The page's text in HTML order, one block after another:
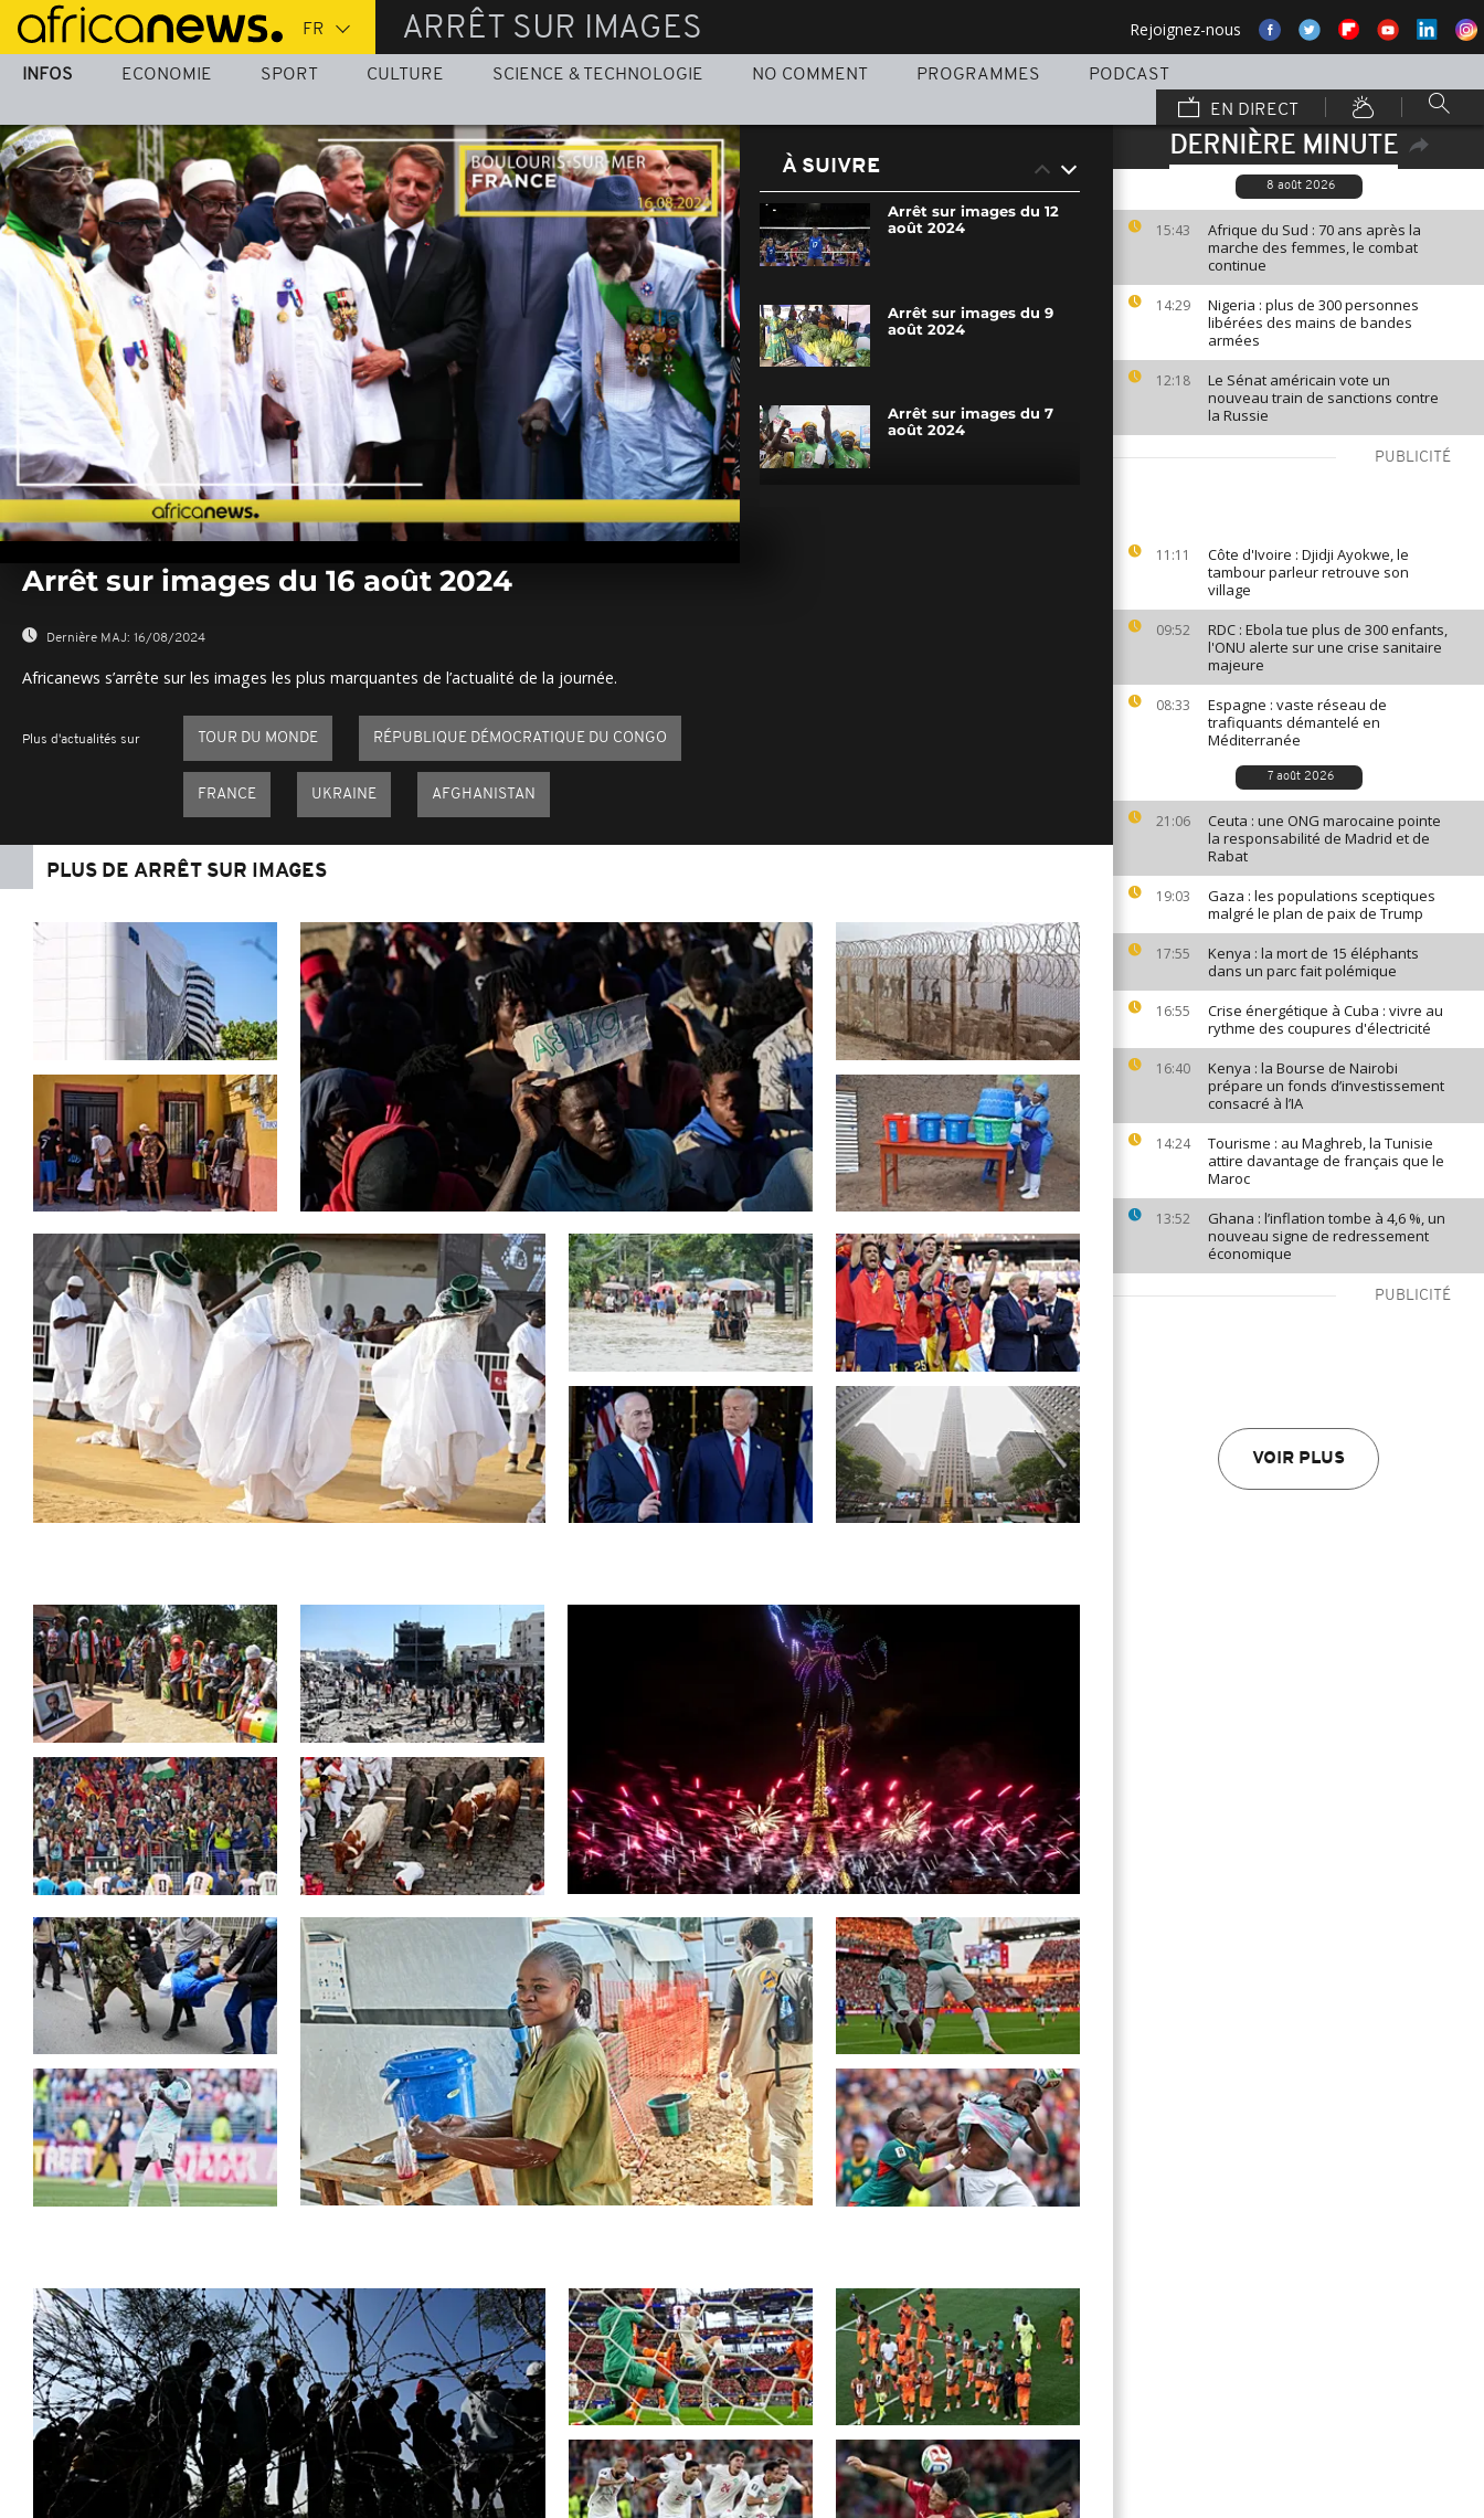
Passer
au
contenu
ARRÊT SUR IMAGES Rejoignez-nous
INFOS ECONOMIE SPORT CULTURE SCIENCE & TECHNOLOGIE NO COMMENT PROGRAMMES
PODCAST
EN DIRECT
DERNIÈRE MINUTE
8 août 2026
15:43
Afrique du Sud : 70 ans après la
marche des femmes, le combat
continue
14:29
Nigeria : plus de 300 personnes
libérées des mains de bandes
armées
12:18
Le Sénat américain vote un
nouveau train de sanctions contre
la Russie
PUBLICITÉ
11:11
Côte d'Ivoire : Djidji Ayokwe, le
tambour parleur retrouve son
village
09:52
RDC : Ebola tue plus de 300 enfants,
l'ONU alerte sur une crise sanitaire
majeure
08:33
Espagne : vaste réseau de
trafiquants démantelé en
Méditerranée
7 août 2026
21:06
Ceuta : une ONG marocaine pointe
la responsabilité de Madrid et de
Rabat
19:03
Gaza : les populations sceptiques
malgré le plan de paix de Trump
17:55
Kenya : la mort de 15 éléphants
dans un parc fait polémique
16:55
Crise énergétique à Cuba : vivre au
rythme des coupures d'électricité
16:40
Kenya : la Bourse de Nairobi
prépare un fonds d’investissement
consacré à l’IA
14:24
Tourisme : au Maghreb, la Tunisie
attire davantage de français que le
Maroc
13:52
Ghana : l’inflation tombe à 4,6 %, un
nouveau signe de redressement
économique
PUBLICITÉ
VOIR PLUS
seconds
0%
Arrêt sur images du 16 août 2024
Dernière MAJ: 16/08/2024
Africanews s’arrête sur les images les plus marquantes de l’actualité de la journée.
Plus d'actualités sur TOUR DU MONDE RÉPUBLIQUE DÉMOCRATIQUE DU CONGO
FRANCE UKRAINE AFGHANISTAN
À SUIVRE
Arrêt sur images du 12
août 2024
Arrêt sur images du 9
août 2024
Arrêt sur images du 7
août 2024
PLUS DE ARRÊT SUR IMAGES